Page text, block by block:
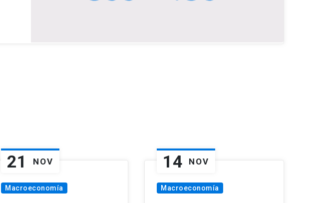
21 NOV
Macroeconomía
14 NOV
Macroeconomía